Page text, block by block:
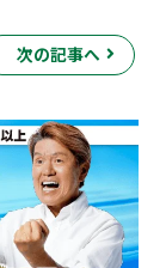
次の記事へ